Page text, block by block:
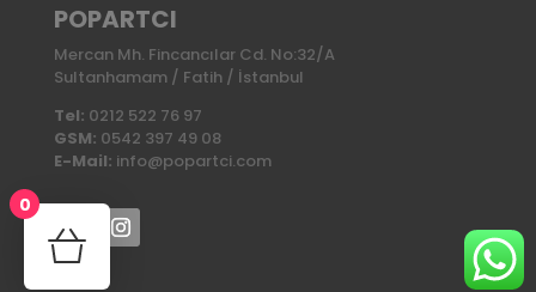
POPARTCI
Mercan Mh. Fincancılar Cd. No:32/A
Sultanhamam / Fatih / İstanbul
Tel: 0212 522 76 97
GSM: 0542 397 49 08
E-Mail: info@popartci.com
0